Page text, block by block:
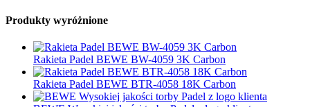
Produkty wyróżnione
Rakieta Padel BEWE BW-4059 3K Carbon
Rakieta Padel BEWE BTR-4058 18K Carbon